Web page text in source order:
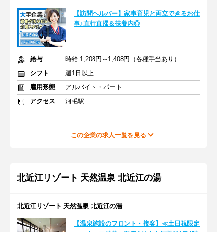
【訪問ヘルパー】家事育児と両立できるお仕
事♪直行直帰＆扶養内◎
給与
時給 1,208円～1,408円（各種手当あり）
シフト
週1日以上
雇用形態
アルバイト・パート
アクセス
河毛駅
この企業の求人一覧を見る
北近江リゾート 天然温泉 北近江の湯
北近江リゾート 天然温泉 北近江の湯
【温泉施設のフロント・接客】≪土日祝限定